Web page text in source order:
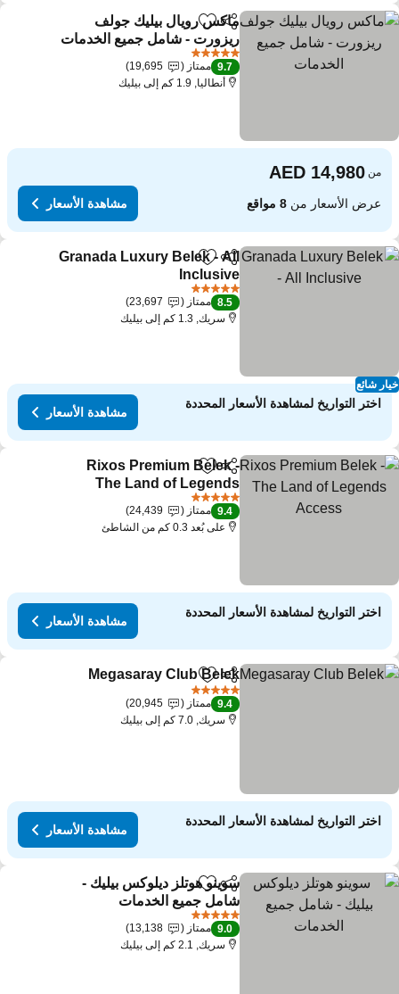
مشاركةAdd to favorites
ماكس رويال بيليك جولف
ريزورت - شامل جميع الخدمات
مشاهدة الأسعار
9.7 ممتاز
19,695
أنطاليا, 1.9 كم إلى بيليك
من
عرض الأسعار من8 مواقع مشاهدة الأسعار
شائع
مشاركةAdd to favorites
Granada Luxury Belek - All
Inclusive
مشاهدة الأسعار
8.5 ممتاز
23,697
سريك, 1.3 كم إلى بيليك
اختر التواريخ لمشاهدة الأسعار المحددة
مشاهدة الأسعار
مشاركةAdd to favorites
Rixos Premium Belek -
The Land of Legends
Access
مشاهدة الأسعار
9.4 ممتاز
24,439
على بُعد 0.3 كم من الشاطئ
اختر التواريخ لمشاهدة الأسعار المحددة
مشاهدة الأسعار
مشاركةAdd to favorites
Megasaray Club Belek
9.4 ممتاز
20,945
سريك, 7.0 كم إلى بيليك
اختر التواريخ لمشاهدة الأسعار المحددة
مشاهدة الأسعار
مشاركةAdd to favorites
سوينو هوتلز ديلوكس بيليك -
شامل جميع الخدمات
مشاهدة الأسعار
9.0 ممتاز
13,138
سريك, 2.1 كم إلى بيليك